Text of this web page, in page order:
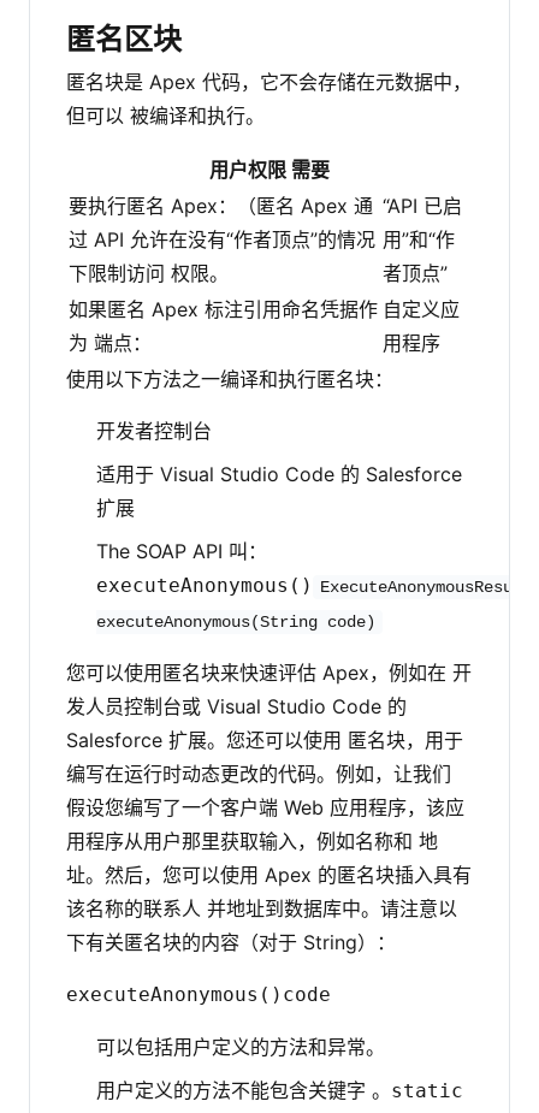
匿名区块
匿名块是 Apex 代码，它不会存储在元数据中，
但可以 被编译和执行。
用户权限 需要
要执行匿名 Apex：（匿名 Apex 通
过 API 允许在没有“作者顶点”的情况
下限制访问 权限。
“API 已启
用”和“作
者顶点”
如果匿名 Apex 标注引用命名凭据作
为 端点：
自定义应
用程序
使用以下方法之一编译和执行匿名块：
开发者控制台
适用于 Visual Studio Code 的 Salesforce
扩展
The SOAP API 叫：
executeAnonymous()
ExecuteAnonymousResult
executeAnonymous(String code)
您可以使用匿名块来快速评估 Apex，例如在 开
发人员控制台或 Visual Studio Code 的
Salesforce 扩展。您还可以使用 匿名块，用于
编写在运行时动态更改的代码。例如，让我们
假设您编写了一个客户端 Web 应用程序，该应
用程序从用户那里获取输入，例如名称和 地
址。然后，您可以使用 Apex 的匿名块插入具有
该名称的联系人 并地址到数据库中。请注意以
下有关匿名块的内容（对于 String）：
executeAnonymous() code
可以包括用户定义的方法和异常。
用户定义的方法不能包含关键字 。 static